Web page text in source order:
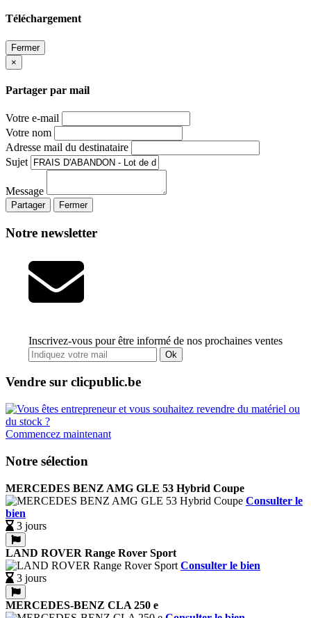
Téléchargement
Fermer
×
Partager par mail
Votre e-mail
Votre nom
Adresse mail du destinataire
Sujet
Message
Partager Fermer
Notre newsletter
Inscrivez-vous pour être informé de nos prochaines ventes
Ok
Vendre sur clicpublic.be
Commencez maintenant
Notre sélection
MERCEDES BENZ AMG GLE 53 Hybrid Coupe
Consulter le
bien
3 jours
LAND ROVER Range Rover Sport
Consulter le bien
3 jours
MERCEDES-BENZ CLA 250 e